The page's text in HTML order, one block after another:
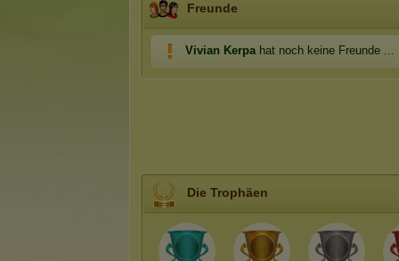
Freunde
Vivian Kerpahat noch keine Freunde ...
Die Trophäen